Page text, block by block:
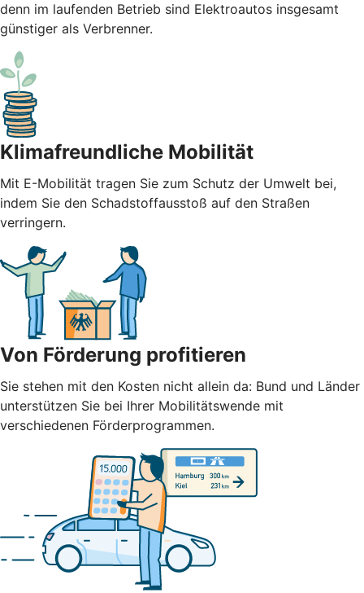
denn im laufenden Betrieb sind Elektroautos insgesamt
günstiger als Verbrenner.
Klimafreundliche Mobilität
Mit E-Mobilität tragen Sie zum Schutz der Umwelt bei,
indem Sie den Schadstoffausstoß auf den Straßen
verringern.
Von Förderung profitieren
Sie stehen mit den Kosten nicht allein da: Bund und Länder
unterstützen Sie bei Ihrer Mobilitätswende mit
verschiedenen Förderprogrammen.